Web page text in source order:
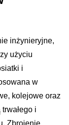
inżynieryjne,
użyciu
i
w
kolejowe oraz
i
Zbrojenie